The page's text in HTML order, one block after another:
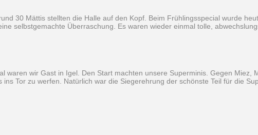
30 Mättis stellten die Halle auf den Kopf. Beim Frühlingsspecial wurde
selbstgemachte Überraschung. Es waren wieder einmal tolle,
waren wir Gast in Igel. Den Start machten unsere Superminis. Gegen Miez,
Tor zu werfen. Natürlich war die Siegerehrung der schönste Teil für die